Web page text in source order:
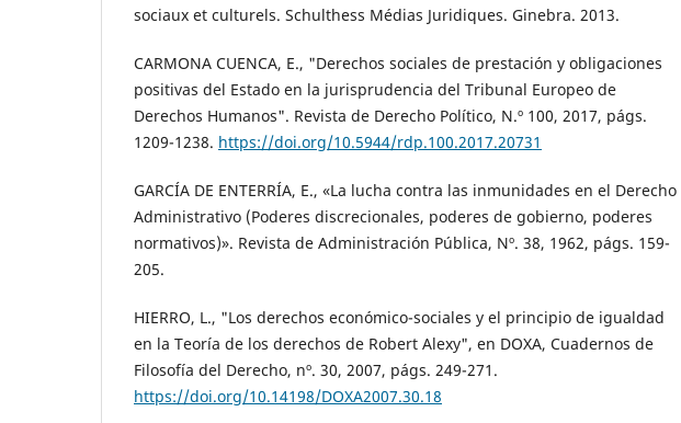
sociaux et culturels. Schulthess Médias Juridiques. Ginebra. 2013.
CARMONA CUENCA, E., "Derechos sociales de prestación y obligaciones
positivas del Estado en la jurisprudencia del Tribunal Europeo de
Derechos Humanos". Revista de Derecho Político, N.º 100, 2017, págs.
1209-1238. https://doi.org/10.5944/rdp.100.2017.20731
GARCÍA DE ENTERRÍA, E., «La lucha contra las inmunidades en el Derecho
Administrativo (Poderes discrecionales, poderes de gobierno, poderes
normativos)». Revista de Administración Pública, Nº. 38, 1962, págs. 159-
205.
HIERRO, L., "Los derechos económico-sociales y el principio de igualdad
en la Teoría de los derechos de Robert Alexy", en DOXA, Cuadernos de
Filosofía del Derecho, nº. 30, 2007, págs. 249-271.
https://doi.org/10.14198/DOXA2007.30.18